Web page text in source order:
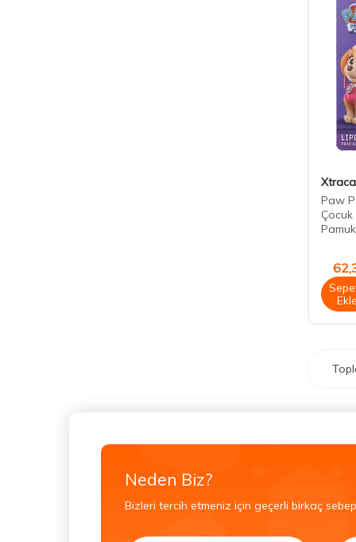
Paw
Ekle
Neden Biz?
Bizleri tercih etmeniz için geçerli birkaç